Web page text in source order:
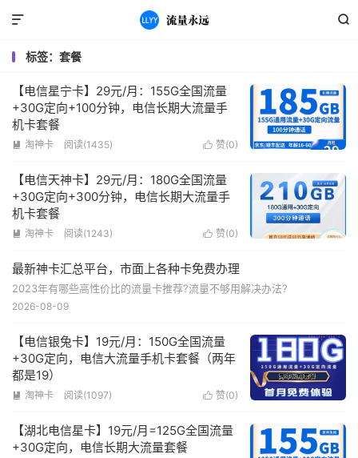


标签：套餐
【电信星宁卡】29元/月：155G全国流量
+30G定向+100分钟，电信长期大流量手
机卡套餐
 赞(0)
 淘神卡 阅读(1435)
【电信天神卡】29元/月：180G全国流量
+30G定向+300分钟，电信长期大流量手
机卡套餐
 赞(0)
 淘神卡 阅读(1243)
最新神卡汇总平台，市面上各种卡免费办理
2023年有哪些高性价比的流量卡推荐?流量不够用解决办法?
2026-08-09
【电信银兔卡】19元/月：150G全国流量
+30G定向，电信大流量手机卡套餐（两年
都是19）
 赞(0)
 淘神卡 阅读(1097)
【湖北电信星卡】19元/月=125G全国流量
+30G定向，电信长期大流量套餐